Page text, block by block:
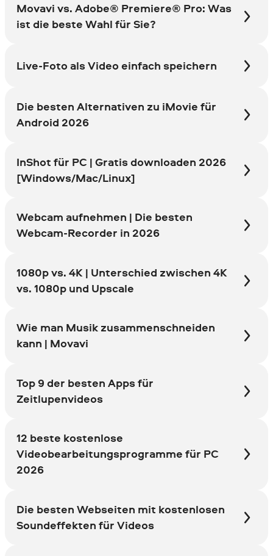
Movavi vs. Adobe® Premiere® Pro: Was
ist die beste Wahl für Sie?
Live-Foto als Video einfach speichern
Die besten Alternativen zu iMovie für
Android 2026
InShot für PC | Gratis downloaden 2026
[Windows/Mac/Linux]
Webcam aufnehmen | Die besten
Webcam-Recorder in 2026
1080p vs. 4K | Unterschied zwischen 4K
vs. 1080p und Upscale
Wie man Musik zusammenschneiden
kann | Movavi
Top 9 der besten Apps für
Zeitlupenvideos
12 beste kostenlose
Videobearbeitungsprogramme für PC
2026
Die besten Webseiten mit kostenlosen
Soundeffekten für Videos